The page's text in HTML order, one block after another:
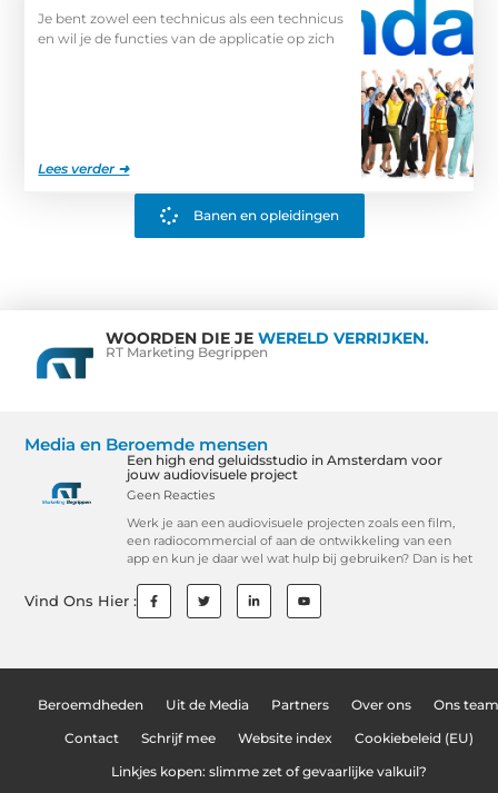
Je bent zowel een technicus als een technicus
en wil je de functies van de applicatie op zich
Lees verder ➜
Banen en opleidingen
WOORDEN DIE JE WERELD VERRIJKEN.
RT Marketing Begrippen
Media en Beroemde mensen
Een high end geluidsstudio in Amsterdam voor
jouw audiovisuele project
Geen Reacties
Werk je aan een audiovisuele projecten zoals een film,
een radiocommercial of aan de ontwikkeling van een
app en kun je daar wel wat hulp bij gebruiken? Dan is het
Vind Ons Hier :
Beroemdheden Uit de Media Partners Over ons Ons team
Contact Schrijf mee Website index Cookiebeleid (EU)
Linkjes kopen: slimme zet of gevaarlijke valkuil?